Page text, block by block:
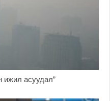
ижил асуудал”